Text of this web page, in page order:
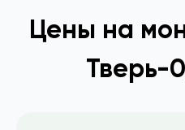
Цены на
Тверь-